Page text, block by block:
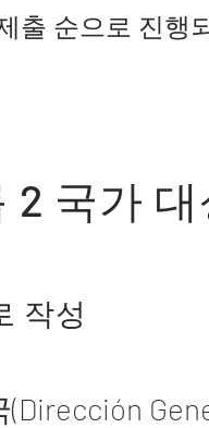
순으로 진행
2 국가
작성